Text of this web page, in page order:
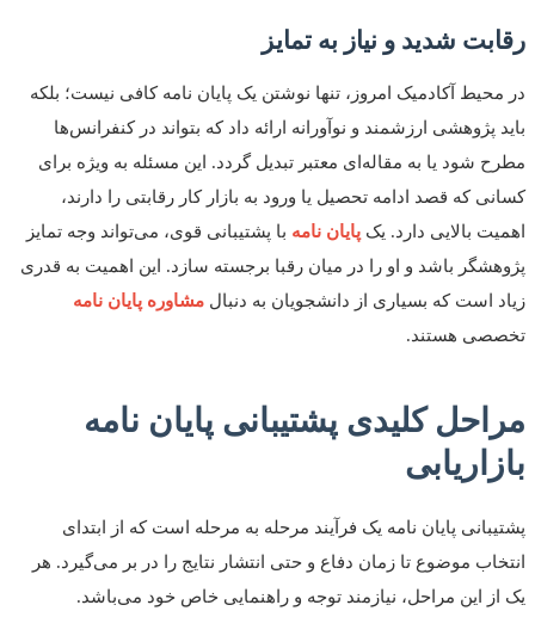
شدید و نیاز به تمایز
آکادمیک امروز، تنها نوشتن یک پایان نامه کافی نیست؛ بلکه
پژوهشی ارزشمند و نوآورانه ارائه داد که بتواند در کنفرانس‌ها
شود یا به مقاله‌ای معتبر تبدیل گردد. این مسئله به ویژه برای
که قصد ادامه تحصیل یا ورود به بازار کار رقابتی را دارند،
بالایی دارد. یکپایان نامهبا پشتیبانی قوی، می‌تواند وجه تمایز
باشد و او را در میان رقبا برجسته سازد. این اهمیت به قدری
است که بسیاری از دانشجویان به دنبالمشاوره پایان نامه
هستند.
کلیدی پشتیبانی پایان نامه
پایان نامه یک فرآیند مرحله به مرحله است که از ابتدای
موضوع تا زمان دفاع و حتی انتشار نتایج را در بر می‌گیرد. هر
این مراحل، نیازمند توجه و راهنمایی خاص خود می‌باشد.